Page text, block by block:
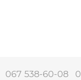
067 538-60-08